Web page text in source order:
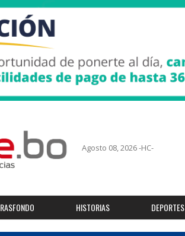
Agosto 08, 2026 -HC-
HISTORIAS DEPORTES